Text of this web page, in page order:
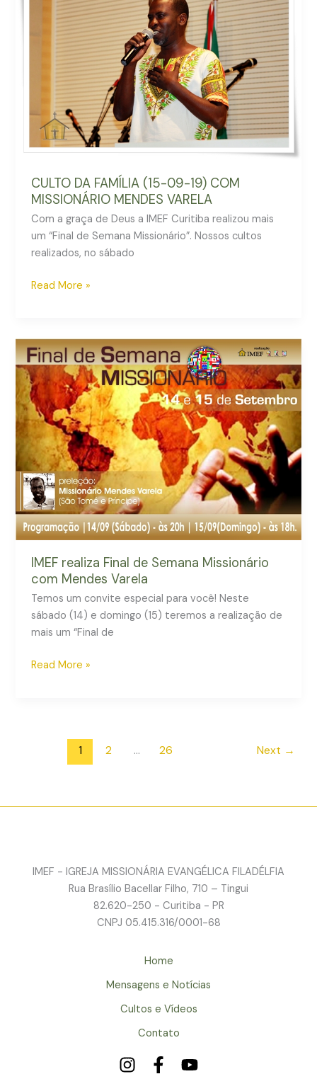
CULTO DA FAMÍLIA (15-09-19) COM
MISSIONÁRIO MENDES VARELA
Com a graça de Deus a IMEF Curitiba realizou mais
um “Final de Semana Missionário”. Nossos cultos
realizados, no sábado
MISSIONÁRIO
MENDES
VARELA
Read More »
IMEF realiza Final de Semana Missionário
com Mendes Varela
Temos um convite especial para você! Neste
sábado (14) e domingo (15) teremos a realização de
mais um “Final de
IMEF
realiza
Final
de
Semana
Missionário
com
Mendes
Varela
Read More »
1 2 … 26 Next →
IMEF - IGREJA MISSIONÁRIA EVANGÉLICA FILADÉLFIA
Rua Brasílio Bacellar Filho, 710 – Tingui
82.620-250 - Curitiba - PR
CNPJ 05.415.316/0001-68
Home
Mensagens e Notícias
Cultos e Vídeos
Contato